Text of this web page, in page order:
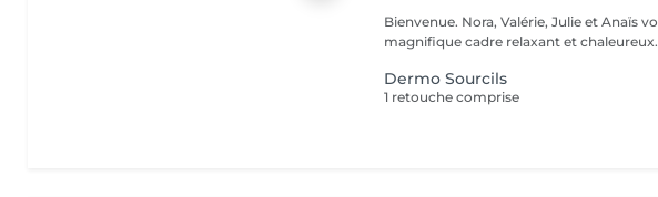
Bienvenue. Nora, Valérie, Julie et Anaïs vous accueillent dans un
magnifique cadre relaxant et chaleureux.
Dermo Sourcils
1 retouche comprise